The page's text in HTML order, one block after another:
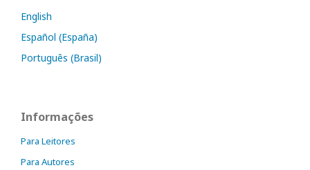
English
Español (España)
Português (Brasil)
Informações
Para Leitores
Para Autores